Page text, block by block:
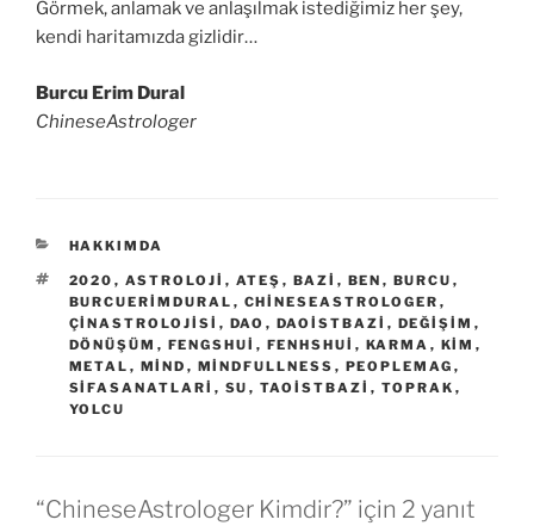
Görmek, anlamak ve anlaşılmak istediğimiz her şey,
kendi haritamızda gizlidir…
Burcu Erim Dural
ChineseAstrologer
KATEGORILER
HAKKIMDA
ETIKETLER
2020 , ASTROLOJI , ATEŞ , BAZI , BEN , BURCU ,
BURCUERIMDURAL , CHINESEASTROLOGER ,
ÇINASTROLOJISI , DAO , DAOISTBAZI , DEĞIŞIM ,
DÖNÜŞÜM , FENGSHUI , FENHSHUI , KARMA , KIM ,
METAL , MIND , MINDFULLNESS , PEOPLEMAG ,
SIFASANATLARI , SU , TAOISTBAZI , TOPRAK ,
YOLCU
“ChineseAstrologer Kimdir?” için 2 yanıt